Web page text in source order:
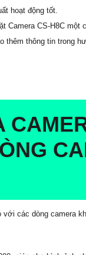
hoạt động tốt.
CS-H8C một
thêm thông tin trong
các dòng camera